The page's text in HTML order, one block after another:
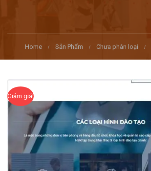
Home Sản Phẩm Chưa phân loại
Giảm giá!